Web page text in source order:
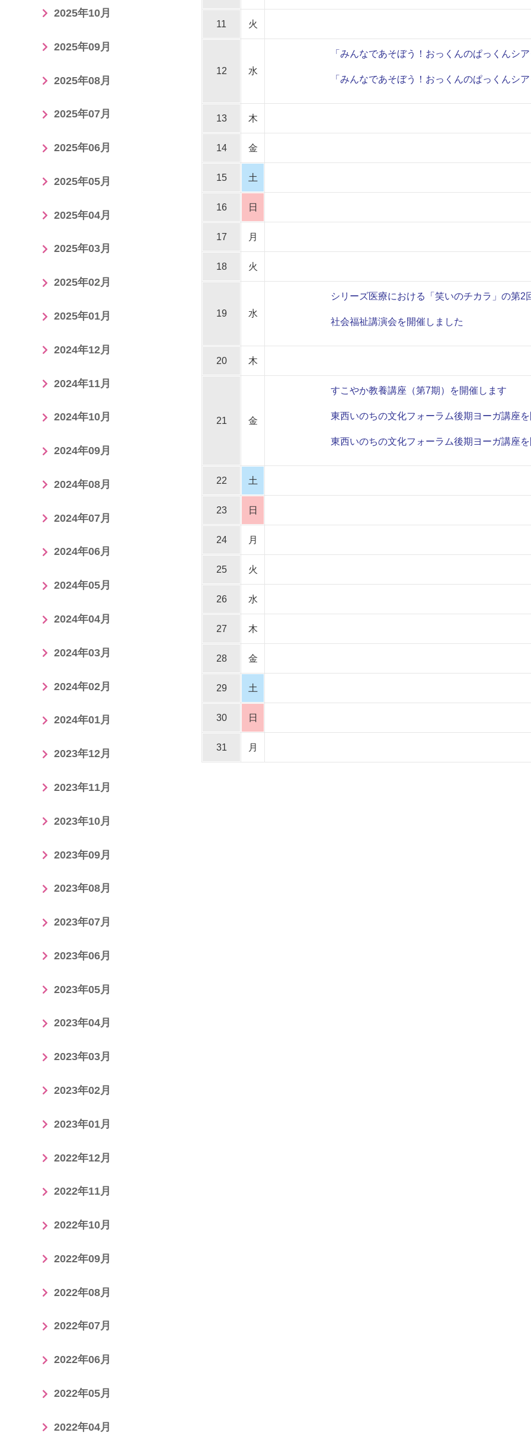
11 火
12 水
「みんなであそぼう！おっくんのぱっくんシ
「みんなであそぼう！おっくんのぱっくんシ
13 木
14 金
15 土
16 日
17 月
18 火
19 水
シリーズ医療における「笑いのチカラ」の第2
社会福祉講演会を開催しました
20 木
21 金
すこやか教養講座（第7期）を開催します
東西いのちの文化フォーラム後期ヨーガ講座
東西いのちの文化フォーラム後期ヨーガ講座
22 土
23 日
24 月
25 火
26 水
27 木
28 金
29 土
30 日
31 月
2025年10月
2025年09月
2025年08月
2025年07月
2025年06月
2025年05月
2025年04月
2025年03月
2025年02月
2025年01月
2024年12月
2024年11月
2024年10月
2024年09月
2024年08月
2024年07月
2024年06月
2024年05月
2024年04月
2024年03月
2024年02月
2024年01月
2023年12月
2023年11月
2023年10月
2023年09月
2023年08月
2023年07月
2023年06月
2023年05月
2023年04月
2023年03月
2023年02月
2023年01月
2022年12月
2022年11月
2022年10月
2022年09月
2022年08月
2022年07月
2022年06月
2022年05月
2022年04月